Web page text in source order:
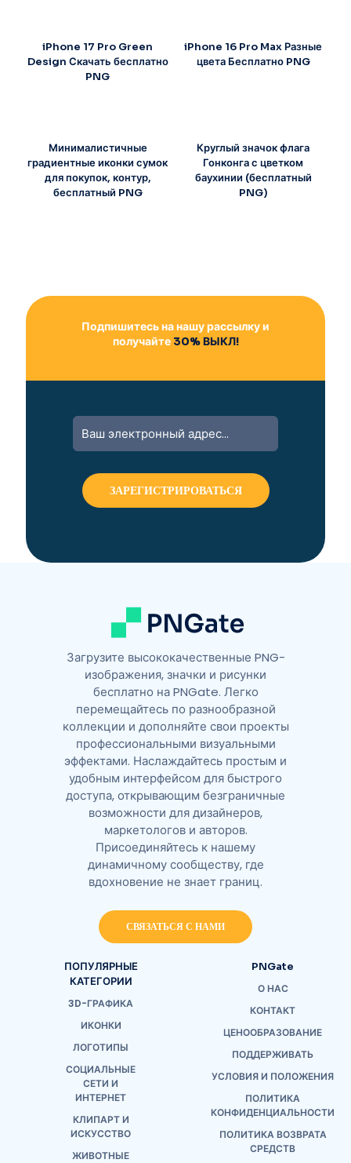
iPhone 17 Pro Green
Design Скачать бесплатно
PNG
iPhone 16 Pro Max Разные
цвета Бесплатно PNG
Минималистичные
градиентные иконки сумок
для покупок, контур,
бесплатный PNG
Круглый значок флага
Гонконга с цветком
баухинии (бесплатный
PNG)
Подпишитесь на нашу рассылку и
получайте30% ВЫКЛ!
Загрузите высококачественные PNG-
изображения, значки и рисунки
бесплатно на PNGate. Легко
перемещайтесь по разнообразной
коллекции и дополняйте свои проекты
профессиональными визуальными
эффектами. Наслаждайтесь простым и
удобным интерфейсом для быстрого
доступа, открывающим безграничные
возможности для дизайнеров,
маркетологов и авторов.
Присоединяйтесь к нашему
динамичному сообществу, где
вдохновение не знает границ.
СВЯЗАТЬСЯ С НАМИ
ПОПУЛЯРНЫЕ
КАТЕГОРИИ
3D-ГРАФИКА
ИКОНКИ
ЛОГОТИПЫ
СОЦИАЛЬНЫЕ
СЕТИ И
ИНТЕРНЕТ
КЛИПАРТ И
ИСКУССТВО
ЖИВОТНЫЕ
PNGate
О НАС
КОНТАКТ
ЦЕНООБРАЗОВАНИЕ
ПОДДЕРЖИВАТЬ
УСЛОВИЯ И ПОЛОЖЕНИЯ
ПОЛИТИКА
КОНФИДЕНЦИАЛЬНОСТИ
ПОЛИТИКА ВОЗВРАТА
СРЕДСТВ